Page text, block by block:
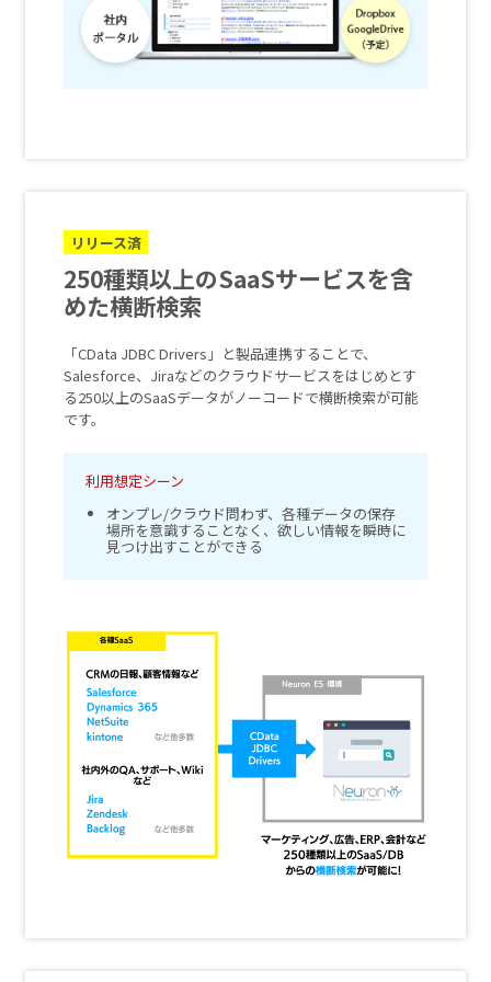
リリース済
250種類以上のSaaSサービスを含
めた横断検索
「CData JDBC Drivers」と製品連携することで、
Salesforce、Jiraなどのクラウドサービスをはじめとす
る250以上のSaaSデータがノーコードで横断検索が可能
です。
利用想定シーン
オンプレ/クラウド問わず、各種データの保存
場所を意識することなく、欲しい情報を瞬時に
見つけ出すことができる